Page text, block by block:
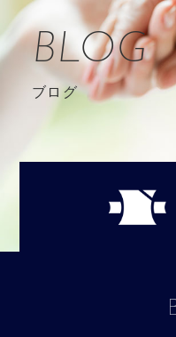
BLOG
ブログ